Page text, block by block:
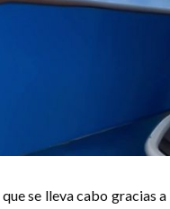
se lleva cabo gracias